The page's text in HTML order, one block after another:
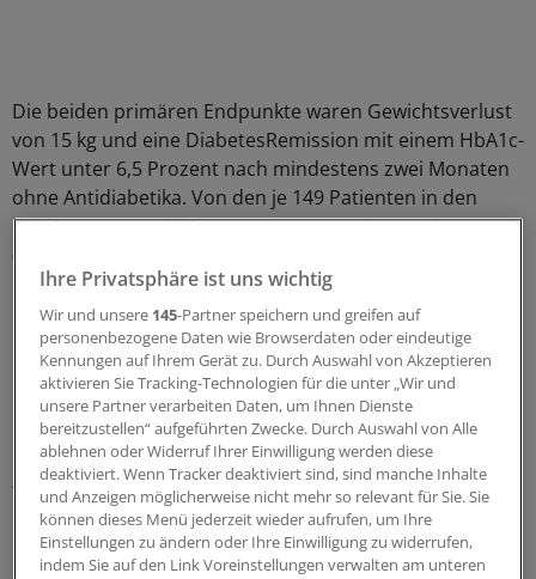
Die beiden primären Endpunkte waren Gewichtsverlust
von 15 kg und eine DiabetesRemission mit einem HbA1c-
Wert unter 6,5 Prozent nach mindestens zwei Monaten
ohne Antidiabetika. Von den je 149 Patienten in den
beiden Gruppen blieben 128 (Intervention) und 147
(Kontrolle) bis zur Auswertung bei der Stange.
Ergebnis: In den zwölf Monaten hatten 24 Prozent der
Patienten in der Interventionsgruppe und keiner in der
Kontrollgruppe mindestens 15 kg an Gewicht verloren.
Im Mittel hatte jeder Teilnehmer in der
Interventionsgruppe 10 kg und in der Kontrollgruppe 1
kg abgespeckt. Eine Diabetes-Remission ergab sich bei
46 Prozent in der Behandlungsgruppe und bei 4 Prozent
in der Kontrollgruppe.
Je mehr die Patienten an Gewicht abnahmen, desto
Ihre Privatsphäre ist uns wichtig
Wir und unsere 145-Partner speichern und greifen auf
personenbezogene Daten wie Browserdaten oder eindeutige
Kennungen auf Ihrem Gerät zu. Durch Auswahl von Akzeptieren
aktivieren Sie Tracking-Technologien für die unter „Wir und
unsere Partner verarbeiten Daten, um Ihnen Dienste
bereitzustellen“ aufgeführten Zwecke. Durch Auswahl von Alle
ablehnen oder Widerruf Ihrer Einwilligung werden diese
deaktiviert. Wenn Tracker deaktiviert sind, sind manche Inhalte
und Anzeigen möglicherweise nicht mehr so relevant für Sie. Sie
können dieses Menü jederzeit wieder aufrufen, um Ihre
Einstellungen zu ändern oder Ihre Einwilligung zu widerrufen,
indem Sie auf den Link Voreinstellungen verwalten am unteren